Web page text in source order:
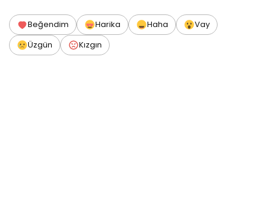
Beğendim Harika Haha
Vay
Üzgün
Kızgın